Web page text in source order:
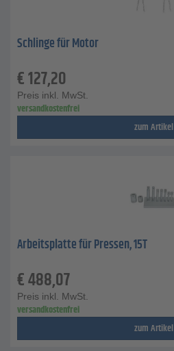
Schlinge für Motor
€127,20
Preis inkl. MwSt.
versandkostenfrei
zum Artikel
Arbeitsplatte für Pressen, 15T
€488,07
Preis inkl. MwSt.
versandkostenfrei
zum Artikel